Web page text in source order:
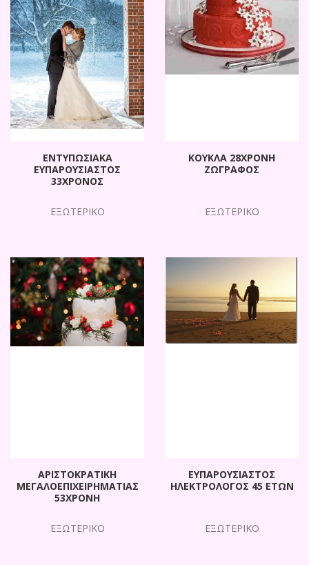
ΕΝΤΥΠΩΣΙΑΚΑ
ΕΥΠΑΡΟΥΣΙΑΣΤΟΣ
33ΧΡΟΝΟΣ
ΕΞΩΤΕΡΙΚΟ
ΚΟΥΚΛΑ 28ΧΡΟΝΗ
ΖΩΓΡΑΦΟΣ
ΕΞΩΤΕΡΙΚΟ
ΑΡΙΣΤΟΚΡΑΤΙΚΗ
ΜΕΓΑΛΟΕΠΙΧΕΙΡΗΜΑΤΙΑΣ
53ΧΡΟΝΗ
ΕΞΩΤΕΡΙΚΟ
ΕΥΠΑΡΟΥΣΙΑΣΤΟΣ
ΗΛΕΚΤΡΟΛΟΓΟΣ 45 ΕΤΩΝ
ΕΞΩΤΕΡΙΚΟ